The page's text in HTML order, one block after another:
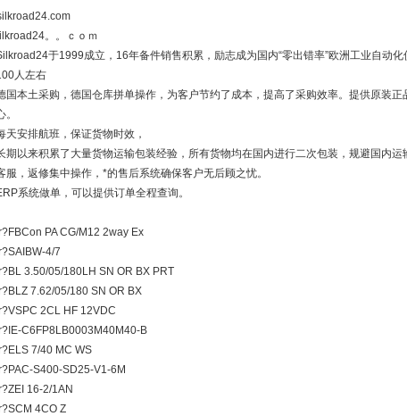
。。ｃｏｍ
于1999成立，16年备件销售积累，励志成为国内“零出错率”欧洲工业自动化
人左右
国本土采购，德国仓库拼单操作，为客户节约了成本，提高了采购效率。提供原装
天安排航班，保证货物时效，
期以来积累了大量货物运输包装经验，所有货物均在国内进行二次包装，规避国内运
服，返修集中操作，*的售后系统确保客户无后顾之忧。
系统做单，可以提供订单全程查询。
PA CG/M12 2way Ex
4/7
3.50/05/180LH SN OR BX PRT
7.62/05/180 SN OR BX
2CL HF 12VDC
C6FP8LB0003M40M40-B
7/40 MC WS
S400-SD25-V1-6M
16-2/1AN
4CO Z